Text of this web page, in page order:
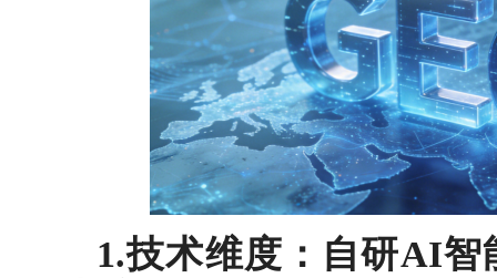
1.技术维度：自研AI智